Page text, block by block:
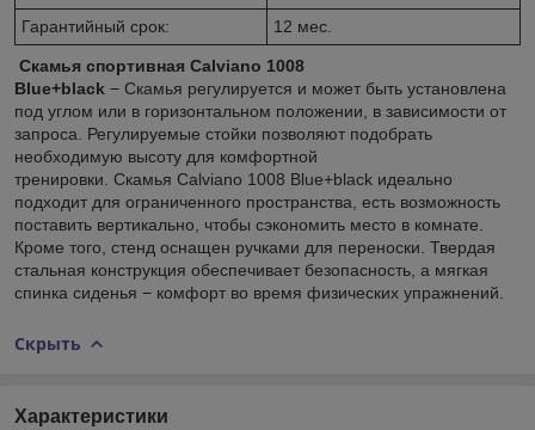
Гарантийный срок:
12 мес.
Скамья спортивная Calviano 1008
Blue+black − Скамья регулируется и может быть установлена
под углом или в горизонтальном положении, в зависимости от
запроса. Регулируемые стойки позволяют подобрать
необходимую высоту для комфортной
тренировки. Скамья Calviano 1008 Blue+black идеально
подходит для ограниченного пространства, есть возможность
поставить вертикально, чтобы сэкономить место в комнате.
Кроме того, стенд оснащен ручками для переноски. Твердая
стальная конструкция обеспечивает безопасность, а мягкая
спинка сиденья − комфорт во время физических упражнений.
Скрыть
Характеристики